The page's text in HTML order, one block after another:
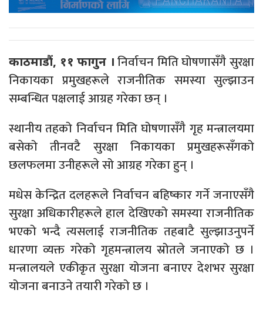
काठमाडौं, ११ फागुन । निर्वाचन मिति घोषणासँगै सुरक्षा
निकायका प्रमुखहरूले राजनीतिक समस्या सुल्झाउन
सम्बन्धित पक्षलाई आग्रह गरेका छन् ।
स्थानीय तहको निर्वाचन मिति घोषणासँगै गृह मन्त्रालयमा
बसेको तीनवटै सुरक्षा निकायका प्रमुखहरूसँगको
छलफलमा उनीहरूले सो आग्रह गरेका हुन् ।
मधेस केन्द्रित दलहरूले निर्वाचन बहिष्कार गर्ने जनाएसँगै
सुरक्षा अधिकारीहरूले हाल देखिएको समस्या राजनीतिक
भएको भन्दै त्यसलाई राजनीतिक तहबाटै सुल्झाउनुपर्ने
धारणा व्यक्त गरेको गृहमन्त्रालय स्रोतले जनाएको छ ।
मन्त्रालयले एकीकृत सुरक्षा योजना बनाएर देशभर सुरक्षा
योजना बनाउने तयारी गरेको छ ।